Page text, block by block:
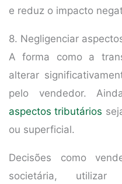
e reduz o impacto
8. Negligenciar
A forma como a
alterar
pelo vendedor.
aspectos tributários
ou superficial.
Decisões como
societária, utilizar